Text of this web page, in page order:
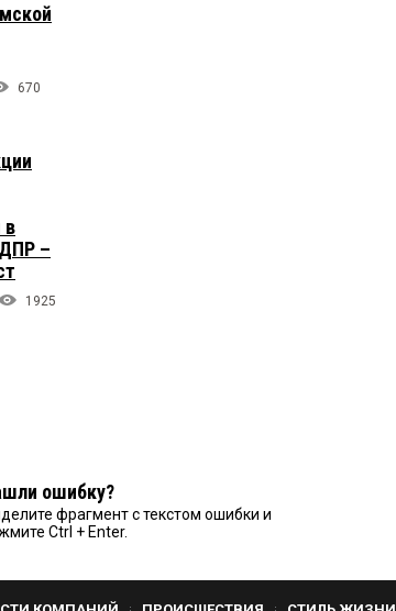
670
в
–
1925
ошибку?
фрагмент с текстом ошибки и
Ctrl + Enter.